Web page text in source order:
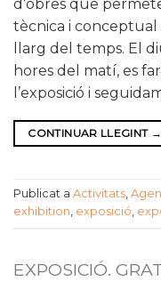
d’obres que
tècnica i conceptual
llarg del temps. El
hores del matí, es
l’exposició i
CONTINUAR LLEGINT →
Publicat a Activitats,
exhibition, exposició,
EXPOSICIÓ.